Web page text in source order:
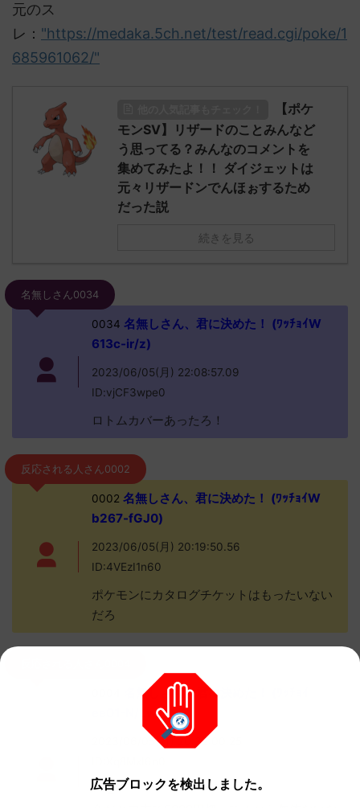
元のス
レ： "https://medaka.5ch.net/test/read.cgi/poke/1
685961062/"
【ポケ
モンSV】リザードのことみんなど
う思ってる？みんなのコメントを
集めてみたよ！！ ダイジェットは
元々リザードンでんほぉするため
だった説
続きを見る
名無しさん0034
0034 名無しさん、君に決めた！ (ﾜｯﾁｮｲW
613c-ir/z)
2023/06/05(月) 22:08:57.09
ID:vjCF3wpe0
ロトムカバーあったろ！
反応される人さん0002
0002 名無しさん、君に決めた！ (ﾜｯﾁｮｲW
b267-fGJ0)
2023/06/05(月) 20:19:50.56
ID:4VEzI1n60
ポケモンにカタログチケットはもったいない
だろ
名無しさん、君に決めた！ (ﾜｯﾁｮｲ
ee01-N/Lw)
2023/06/05(月) 20:32:00.25
>>2
広告ブロックを検出しました。